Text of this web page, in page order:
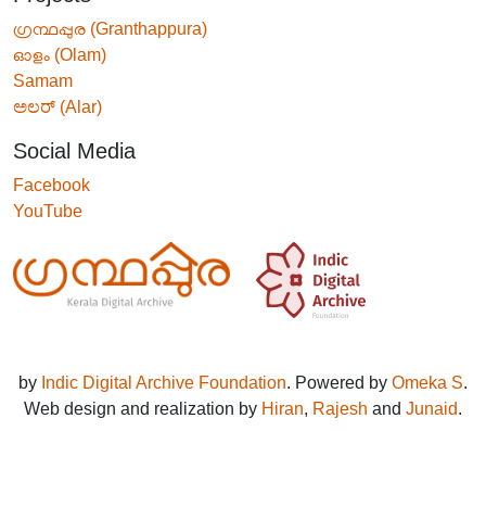
ഗ്രന്ഥപ്പുര (Granthappura)
ഓളം (Olam)
Samam
ಅಲರ್ (Alar)
Social Media
Facebook
YouTube
by Indic Digital Archive Foundation. Powered by Omeka S.
Web design and realization by Hiran, Rajesh and Junaid.